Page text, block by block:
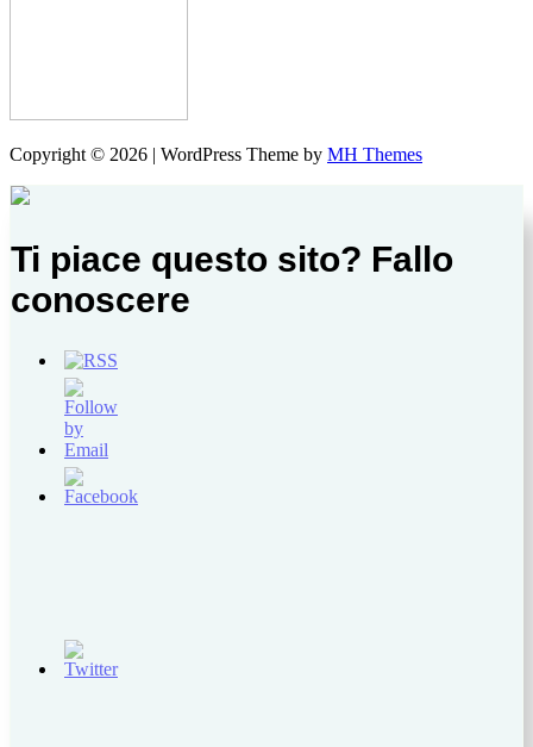
Copyright © 2026 | WordPress Theme by MH Themes
Ti piace questo sito? Fallo
conoscere